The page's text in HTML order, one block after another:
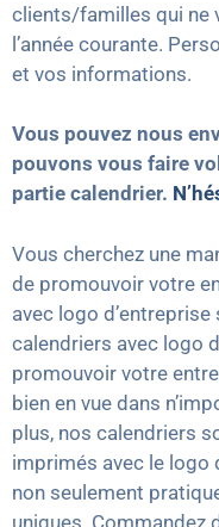
clients/familles qui ne
l’année courante.
et vos informations.
Vous pouvez nous
pouvons vous faire
partie calendrier.
Vous cherchez une
de promouvoir votre
avec logo
calendriers avec logo
promouvoir votre
bien en vue dans
plus, nos calendriers
imprimés avec le logo
non seulement
uniques. Commandez